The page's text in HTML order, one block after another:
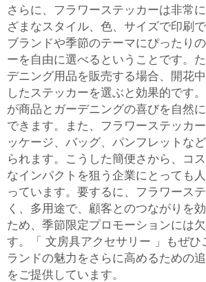
さらに、フラワーステッカーは非常
ざまなスタイル、色、サイズで印刷
ブランドや季節のテーマにぴったり
ーを自由に選べるということです。
デニング用品を販売する場合、開花
したステッカーを選ぶと効果的です
が商品とガーデニングの喜びを自然
できます。また、フラワーステッカ
ッケージ、バッグ、パンフレットな
られます。こうした簡便さから、コ
なインパクトを狙う企業にとっても
っています。要するに、フラワース
く、多用途で、顧客とのつながりを
ため、季節限定プロモーションには
す。「 文房具アクセサリー
」もぜ
ランドの魅力をさらに高めるための
をご提供しています。